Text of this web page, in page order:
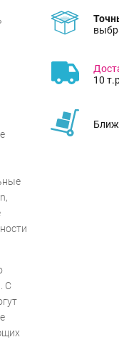
10
С